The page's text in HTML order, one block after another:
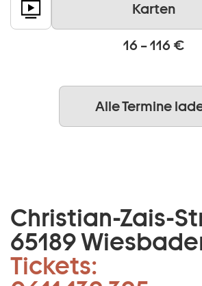
Karten
16 – 116 €
Alle Termine
Christian-Zais-
65189
Tickets: